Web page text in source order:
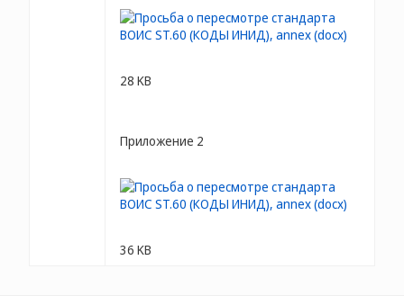
28 KB
Приложение 2
36 KB